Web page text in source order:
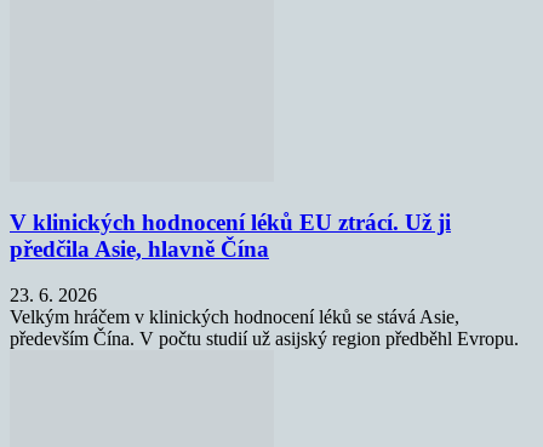
V klinických hodnocení léků EU ztrácí. Už ji
předčila Asie, hlavně Čína
23. 6. 2026
Velkým hráčem v klinických hodnocení léků se stává Asie,
především Čína. V počtu studií už asijský region předběhl Evropu.